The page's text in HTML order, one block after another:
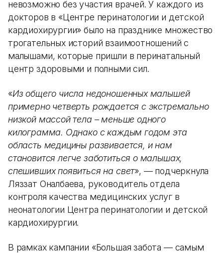
невозможно без участия врачей. У каждого из
докторов в «Центре перинатологии и детской
кардиохирургии» было на празднике множество
трогательных историй взаимоотношений с
малышами, которые пришли в перинатальный
центр здоровыми и полными сил.
«Из общего числа недоношенных малышей
примерно четверть рождается с экстремально
низкой массой тела – меньше одного
килограмма. Однако с каждым годом эта
область медицины развивается, и нам
становится легче заботиться о малышах,
спешивших появиться на свет», — подчеркнула
Ляззат Оналбаева, руководитель отдела
контроля качества медицинских услуг в
неонатологии Центра перинатологии и детской
кардиохирургии.
В рамках кампании «Большая забота — самым